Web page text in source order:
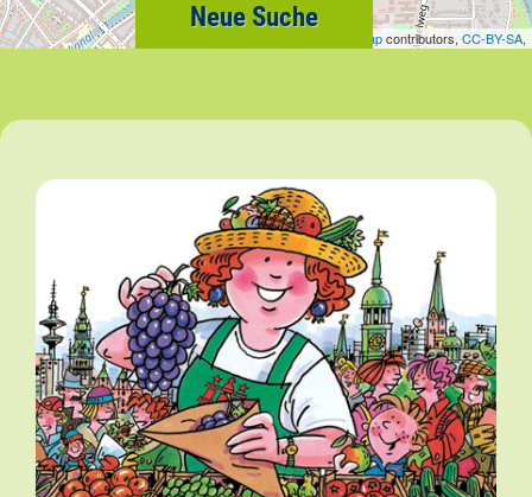
OpenStreetMapcontributors, CC-BY-SA,
Neue Suche